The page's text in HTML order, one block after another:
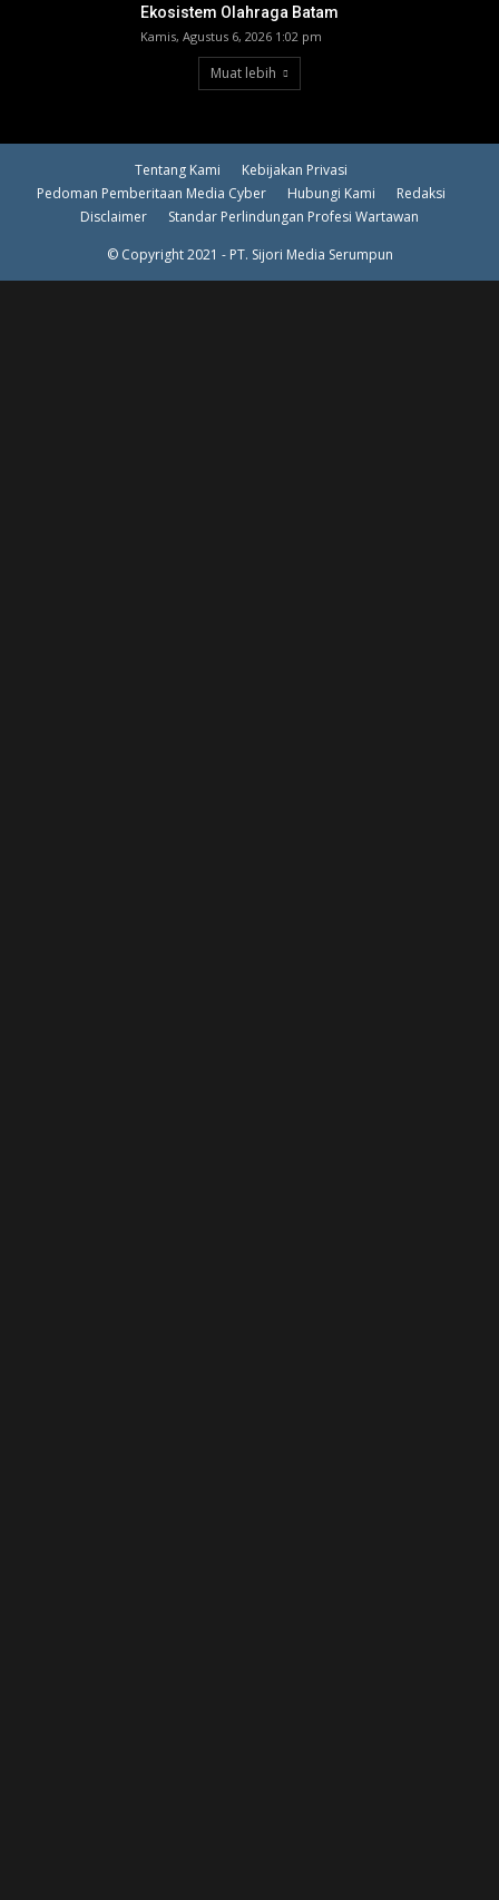
Ekosistem Olahraga Batam
Kamis, Agustus 6, 2026 1:02 pm
Muat lebih
Tentang Kami
Kebijakan Privasi
Pedoman Pemberitaan Media Cyber
Hubungi Kami
Redaksi
Disclaimer
Standar Perlindungan Profesi Wartawan
© Copyright 2021 - PT. Sijori Media Serumpun